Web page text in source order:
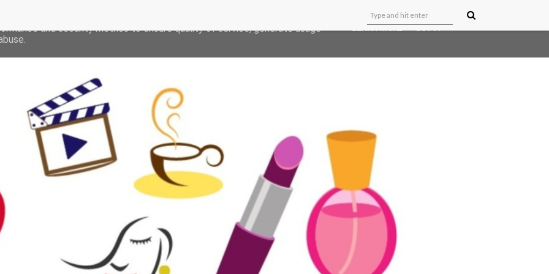
its services and to analyze traffic. Your IP address and user-agent
and security metrics to ensure quality of service, generate usage
LEARN MORE GOT IT